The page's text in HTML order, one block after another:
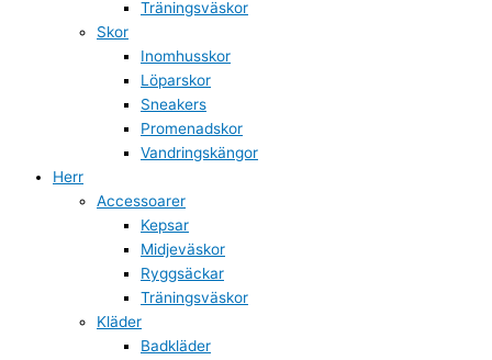
Träningsväskor
Skor
Inomhusskor
Löparskor
Sneakers
Promenadskor
Vandringskängor
Herr
Accessoarer
Kepsar
Midjeväskor
Ryggsäckar
Träningsväskor
Kläder
Badkläder